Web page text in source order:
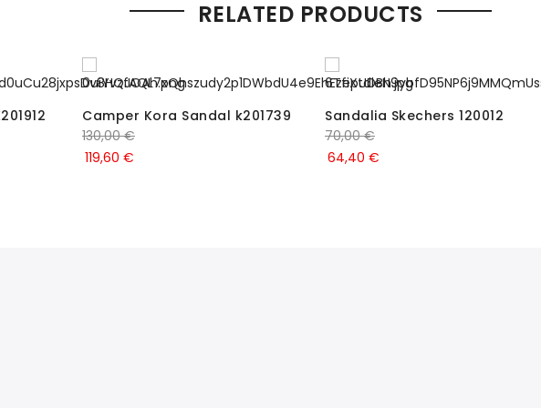
RELATED PRODUCTS
Camper Kora Sandal k201739
130,00€
119,60 €
Sandalia Skechers 120012
70,00€
64,40 €